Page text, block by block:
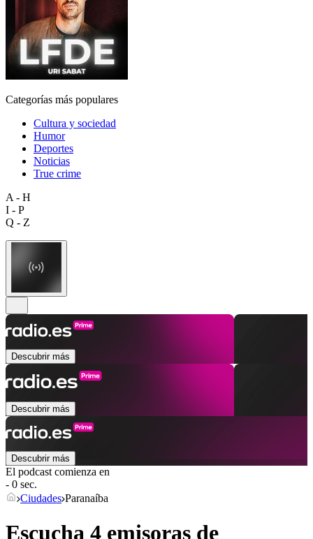
Categorías más populares
Cultura y sociedad
Humor
Deportes
Noticias
True crime
A - H
I - P
Q - Z
Descubrir más
Descubrir más
Descubrir más
El podcast comienza en
- 0 sec.
Ciudades Paranaíba
Escucha 4 emisoras de